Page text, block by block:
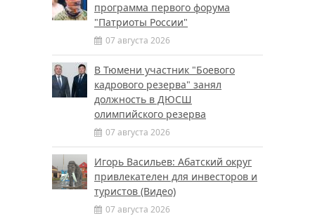
программа первого форума
"Патриоты России"
07 августа 2026
В Тюмени участник "Боевого
кадрового резерва" занял
должность в ДЮСШ
олимпийского резерва
07 августа 2026
Игорь Васильев: Абатский округ
привлекателен для инвесторов и
туристов (Видео)
07 августа 2026